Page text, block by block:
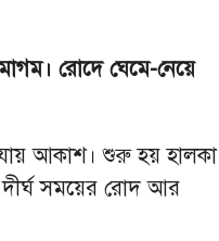
রোদে ঘেমে-নেয়ে
আকাশ। শুরু হয় হালকা
দীর্ঘ সময়ের রোদ আর